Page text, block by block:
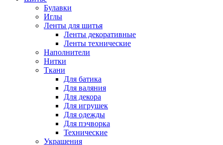
Булавки
Иглы
Ленты для шитья
Ленты декоративные
Ленты технические
Наполнители
Нитки
Ткани
Для батика
Для валяния
Для декора
Для игрушек
Для одежды
Для пэчворка
Технические
Украшения